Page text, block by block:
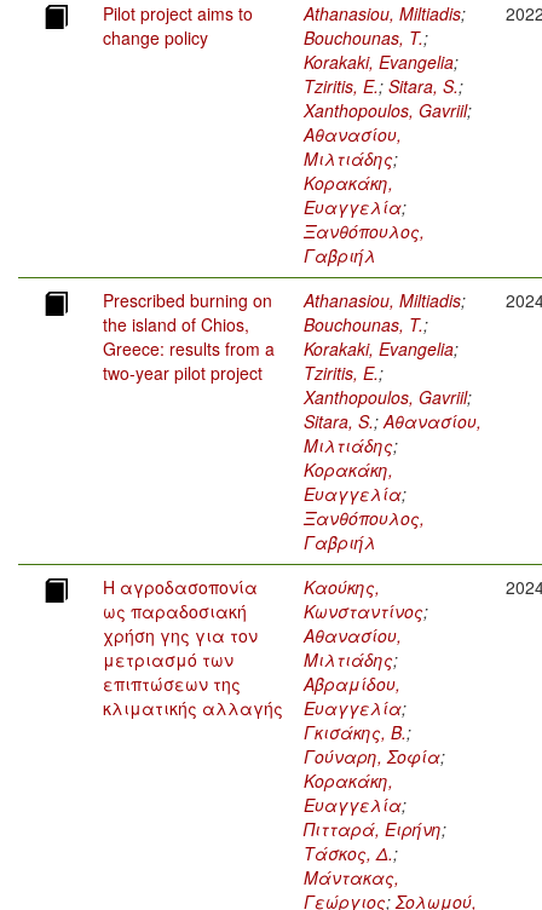
Pilot project aims to
change policy
Athanasiou, Miltiadis;
Bouchounas, T.;
Korakaki, Evangelia;
Tziritis, E.; Sitara, S.;
Xanthopoulos, Gavriil;
Αθανασίου,
Μιλτιάδης;
Κορακάκη,
Ευαγγελία;
Ξανθόπουλος,
Γαβριήλ
Prescribed burning on
the island of Chios,
Greece: results from a
two-year pilot project
Athanasiou, Miltiadis;
Bouchounas, T.;
Korakaki, Evangelia;
Tziritis, E.;
Xanthopoulos, Gavriil;
Sitara, S.;Αθανασίου,
Μιλτιάδης;
Κορακάκη,
Ευαγγελία;
Ξανθόπουλος,
Γαβριήλ
Η αγροδασοπονία
ως παραδοσιακή
χρήση γης για τον
μετριασμό των
επιπτώσεων της
κλιματικής αλλαγής
Καούκης,
Κωνσταντίνος;
Αθανασίου,
Μιλτιάδης;
Αβραμίδου,
Ευαγγελία;
Γκισάκης, Β.;
Γούναρη, Σοφία;
Κορακάκη,
Ευαγγελία;
Πιτταρά, Ειρήνη;
Τάσκος, Δ.;
Μάντακας,
Γεώργιος;Σολωμού,